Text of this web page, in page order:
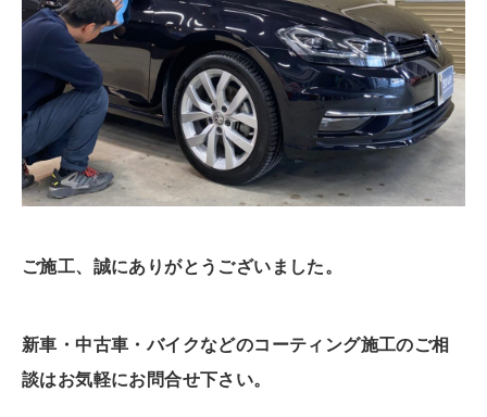
ご施工、誠にありがとうございました。
新車・中古車・バイクなどのコーティング施工のご相
談はお気軽にお問合せ下さい。